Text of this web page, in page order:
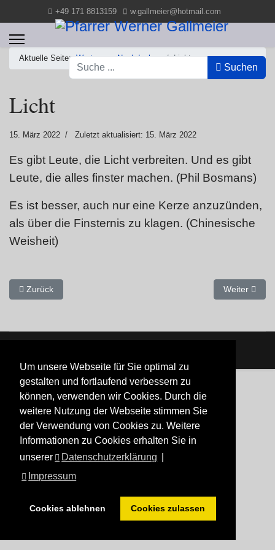
Um unsere Webseite für Sie optimal zu
gestalten und fortlaufend verbessern zu
können, verwenden wir Cookies. Durch die
weitere Nutzung der Webseite stimmen Sie
der Verwendung von Cookies zu. Weitere
Informationen zu Cookies erhalten Sie in
unserer
Datenschutzerklärung
Impressum
Cookies ablehnen Cookies zulassen
+49 171 8813159 w.gallmeier@hotmail.com
Suchen
Suchen
Aktuelle Seite:Worte zum Nachdenken Licht
Licht
15. März 2022 Zuletzt aktualisiert: 15. März 2022
Es gibt Leute, die Licht verbreiten. Und es gibt
Leute, die alles finster machen. (Phil Bosmans)
Es ist besser, auch nur eine Kerze anzuzünden,
als über die Finsternis zu klagen. (Chinesische
Weisheit)
Vorheriger Beitrag: Lachen
Zurück Nächster
Weiter